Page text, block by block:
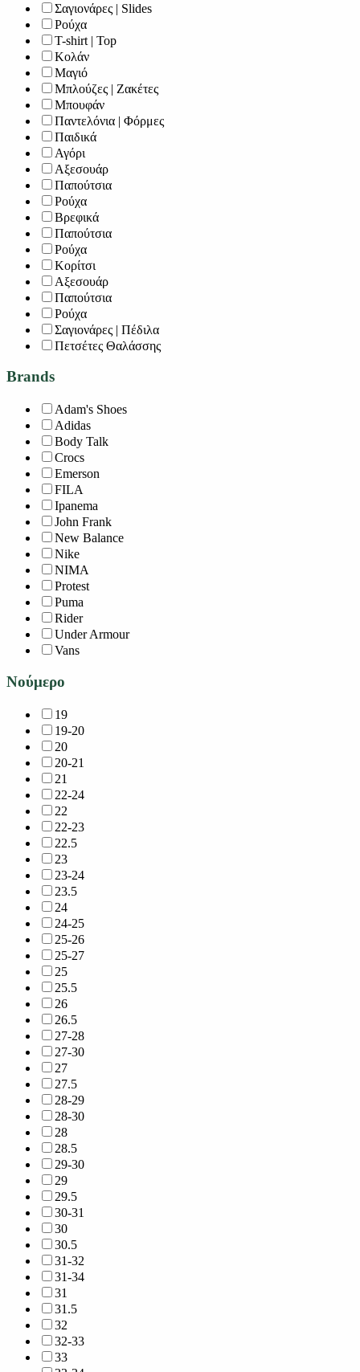
Σαγιονάρες | Slides
Ρούχα
T-shirt | Top
Κολάν
Μαγιό
Μπλούζες | Ζακέτες
Μπουφάν
Παντελόνια | Φόρμες
Παιδικά
Αγόρι
Αξεσουάρ
Παπούτσια
Ρούχα
Βρεφικά
Παπούτσια
Ρούχα
Κορίτσι
Αξεσουάρ
Παπούτσια
Ρούχα
Σαγιονάρες | Πέδιλα
Πετσέτες Θαλάσσης
Brands
Adam's Shoes
Adidas
Body Talk
Crocs
Emerson
FILA
Ipanema
John Frank
New Balance
Nike
NIMA
Protest
Puma
Rider
Under Armour
Vans
Νούμερο
19
19-20
20
20-21
21
22-24
22
22-23
22.5
23
23-24
23.5
24
24-25
25-26
25-27
25
25.5
26
26.5
27-28
27-30
27
27.5
28-29
28-30
28
28.5
29-30
29
29.5
30-31
30
30.5
31-32
31-34
31
31.5
32
32-33
33